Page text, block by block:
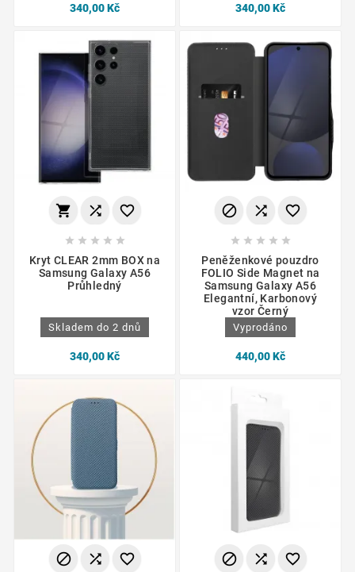
340,00 Kč 340,00 Kč
  
    
Kryt CLEAR 2mm BOX na
Samsung Galaxy A56
Průhledný
Skladem do 2 dnů
340,00 Kč
  
    
Peněženkové pouzdro
FOLIO Side Magnet na
Samsung Galaxy A56
Elegantní, Karbonový
vzor Černý
Vyprodáno
440,00 Kč
     